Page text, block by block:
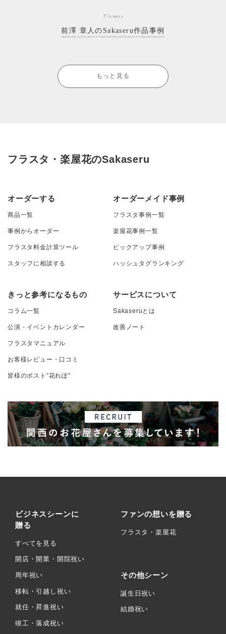
Flowers
前澤 章人のSakaseru作品事例
もっと見る
フラスタ・楽屋花のSakaseru
オーダーする
商品一覧
事例からオーダー
フラスタ料金計算ツール
スタッフに相談する
オーダーメイド事例
フラスタ事例一覧
楽屋花事例一覧
ピックアップ事例
ハッシュタグランキング
きっと参考になるもの
コラム一覧
公演・イベントカレンダー
フラスタマニュアル
お客様レビュー・口コミ
皆様のポスト”花れぽ”
サービスについて
Sakaseruとは
改善ノート
ビジネスシーンに
贈る
すべてを見る
開店・開業・開院祝い
周年祝い
移転・引越し祝い
就任・昇進祝い
竣工・落成祝い
ファンの想いを贈る
フラスタ・楽屋花
その他シーン
誕生日祝い
結婚祝い